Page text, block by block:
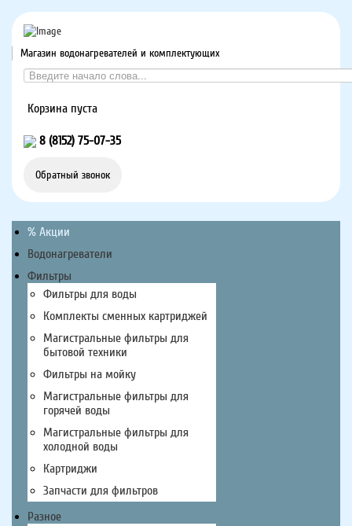
Магазин водонагревателей и комплектующих
Корзина пуста
8 (8152) 75-07-35
Обратный звонок
% Акции
Водонагреватели
Фильтры
Фильтры для воды
Комплекты сменных картриджей
Магистральные фильтры для
бытовой техники
Фильтры на мойку
Магистральные фильтры для
горячей воды
Магистральные фильтры для
холодной воды
Картриджи
Запчасти для фильтров
Разное